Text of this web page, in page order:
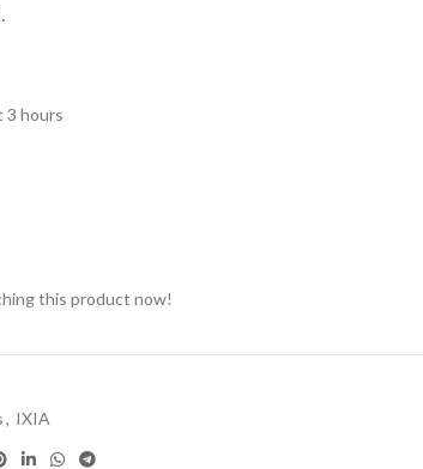
3 hours
this product now!
, IXIA